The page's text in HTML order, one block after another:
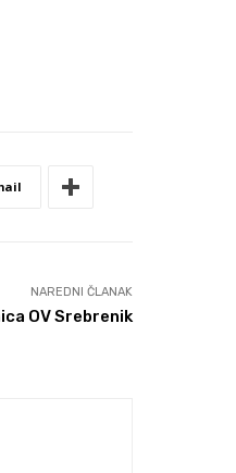
NAREDNI ČLANAK
OV Srebrenik